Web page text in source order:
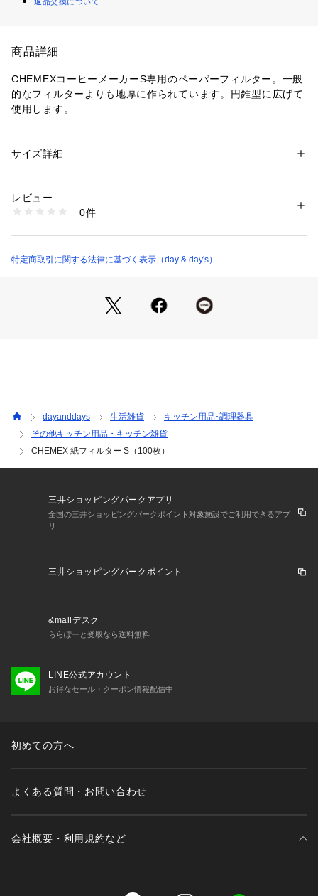
商品詳細
CHEMEXコーヒーメーカーS専用のペーパーフィルター。一般
的なフィルターよりも地厚に作られています。円錐型に広げて
使用します。
性別：レディース
品・キッチン雑貨
生産国：アメリカ製
5200000000494
サイズ詳細
レビュー
0件
特定商取引に関する法律に基づく表示（day & day's）
dayanddays 生活雑貨
キッチン用品･調理器具
その他キッチン用品・キッチン雑貨
CHEMEX 紙フィルター S（100枚）
三井ショッピングパークアプリ
全国の三井ショッピングパークポイント対象施設でご利用できるアプ
リ
三井ショッピングパークポイント
&mallデスク
ららぽーと受取なら送料無料
LINE公式アカウント
お得なセール・クーポン情報配信中
初めての方へ
よくある質問・お問い合わせ
会社概要・利用規約など